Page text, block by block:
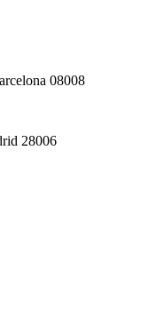
08008
28006